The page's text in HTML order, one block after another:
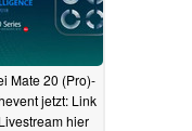
Mate 20 (Pro)-
jetzt: Link
hier